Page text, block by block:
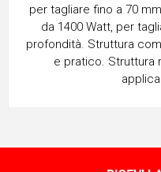
per tagliare fino a 70
da 1400 Watt, per
profondità. Struttura
e pratico. Struttura